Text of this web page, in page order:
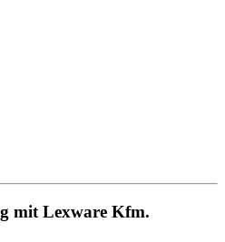
mit Lexware Kfm.